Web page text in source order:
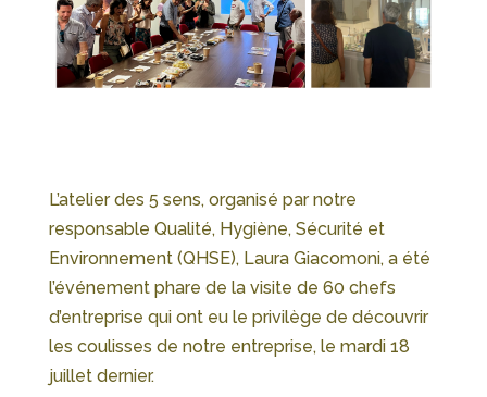
L’atelier des 5 sens, organisé par notre
responsable Qualité, Hygiène, Sécurité et
Environnement (QHSE), Laura Giacomoni, a été
l’événement phare de la visite de 60 chefs
d’entreprise qui ont eu le privilège de découvrir
les coulisses de notre entreprise, le mardi 18
juillet dernier.